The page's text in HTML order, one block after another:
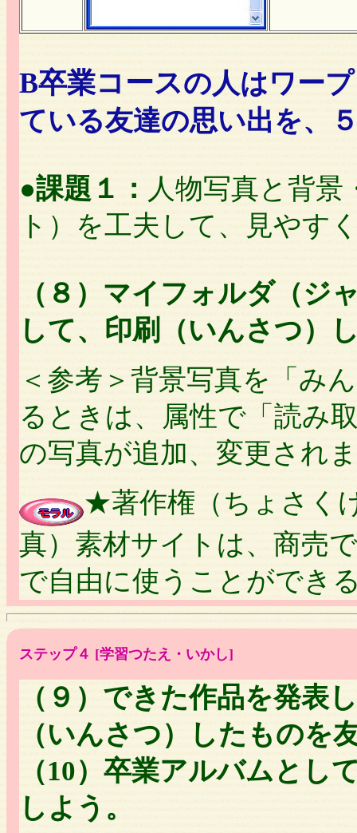
B卒業コースの人はワー
ている友達の思い出を、
●課題１： 人物写真と背
ト）を工夫して、見やす
（８）マイフォルダ（ジ
して、印刷（いんさつ）
＜参考＞背景写真を「み
るときは、属性で「読み
の写真が追加、変更され
★著作権（ちょさく
真）素材サイトは、商売
で自由に使うことができ
ステップ４ [学習つたえ・いかし]
（９）できた作品を発表
（いんさつ）したものを
（10）卒業アルバムとし
しよう。